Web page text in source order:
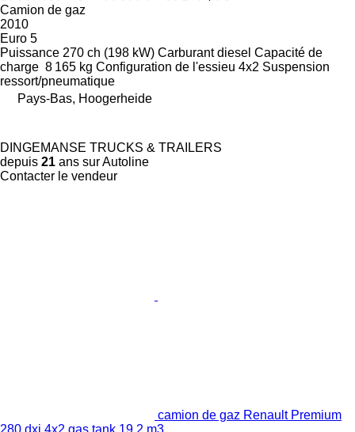
Camion de gaz
2010
Euro 5
Puissance 270 ch (198 kW) Carburant diesel Capacité de
charge 8 165 kg Configuration de l'essieu 4x2 Suspension
ressort/pneumatique
Pays-Bas, Hoogerheide
DINGEMANSE TRUCKS & TRAILERS
depuis 21 ans sur Autoline
Contacter le vendeur
camion de gaz Renault Premium
280 dxi 4x2 gas tank 19.2 m3